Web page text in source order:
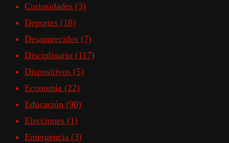
Curiosidades (3)
Deportes (18)
Desaparecidos (7)
Disciplinario (117)
Dispositivos (5)
Economía (22)
Educación (90)
Elecciones (1)
Emergencia (3)